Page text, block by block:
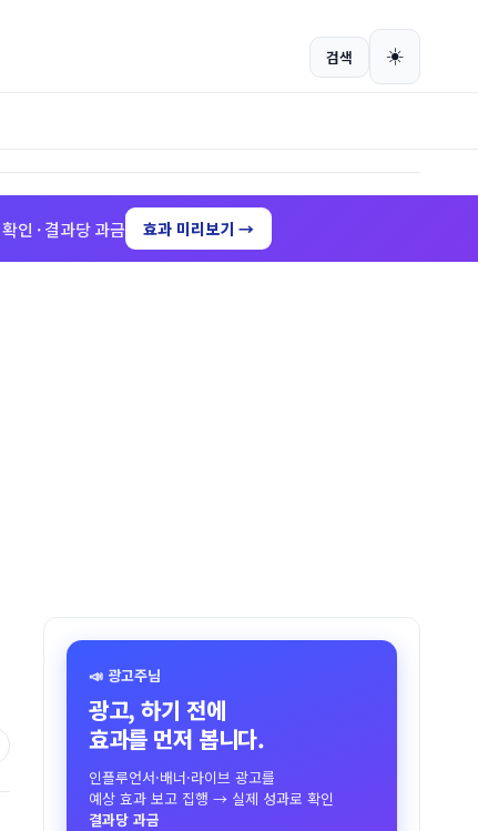
검색 ☀️
인 · 결과당 과금 효과 미리보기 →
📣 광고주님
광고, 하기 전에
효과를 먼저 봅니다.
인플루언서·배너·라이브 광고를
예상 효과 보고 집행 → 실제 성과로 확인
결과당 과금